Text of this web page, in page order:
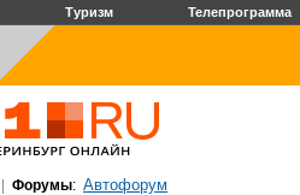
Туризм Телепрограмма
Форумы: Автофорум